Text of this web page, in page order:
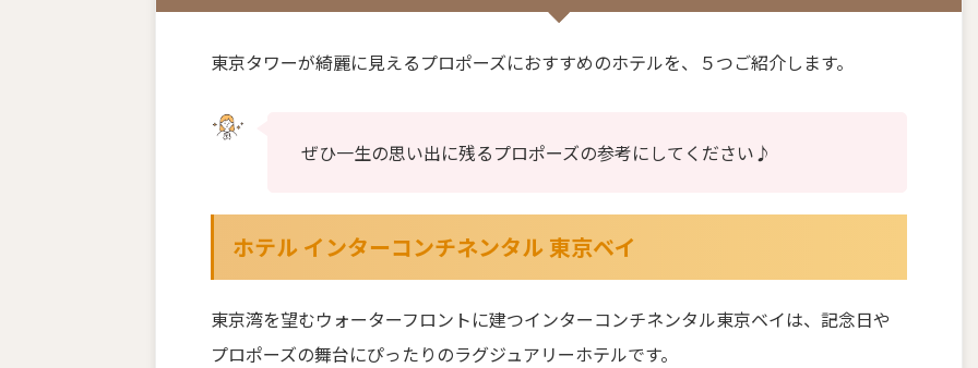
東京タワーが綺麗に見えるプロポーズにおすすめのホテルを、５つご紹介します。
ぜひ一生の思い出に残るプロポーズの参考にしてください♪
ホテル インターコンチネンタル 東京ベイ
東京湾を望むウォーターフロントに建つインターコンチネンタル東京ベイは、記念日や
プロポーズの舞台にぴったりのラグジュアリーホテルです。